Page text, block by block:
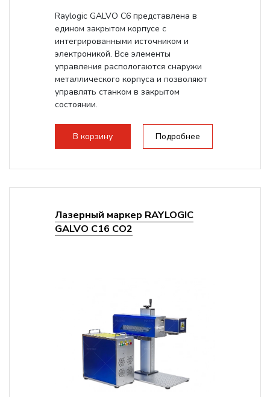
Raylogic GALVO C6 представлена в
едином закрытом корпусе с
интегрированными источником и
электроникой. Все элементы
управления распологаются снаружи
металлического корпуса и позволяют
управлять станком в закрытом
состоянии.
В корзину Подробнее
Лазерный маркер RAYLOGIC
GALVO С16 CO2